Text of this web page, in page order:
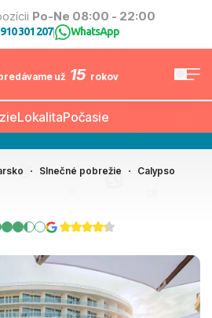
Po-Ne 08:00 - 22:00
301 207| WhatsApp
už 15 rokov
LokalitaPočasie
Slnečné pobrežie Calypso